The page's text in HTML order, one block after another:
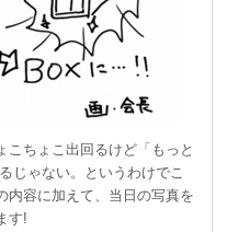
こちょこ出回るけど「もっと
じゃない。というわけでこ
内容に加えて、当日の写真を
す!